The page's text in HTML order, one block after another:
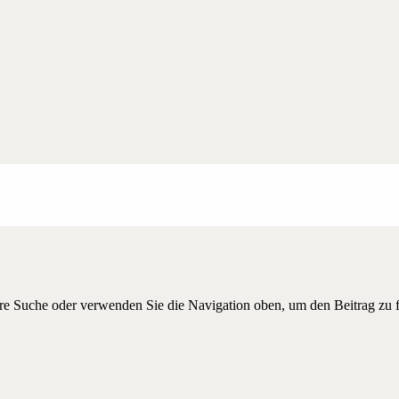
Suche oder verwenden Sie die Navigation oben, um den Beitrag zu